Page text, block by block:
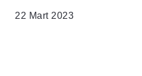
22 Mart 2023